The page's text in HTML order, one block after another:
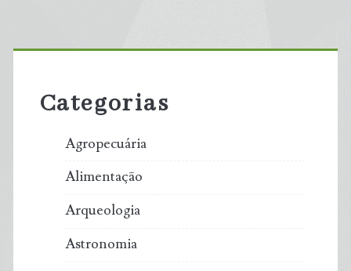
Primary
Sidebar
Categorias
Agropecuária
Alimentação
Arqueologia
Astronomia